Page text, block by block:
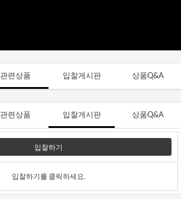
관련상품 입찰게시판 상품Q&A
관련상품 입찰게시판 상품Q&A
입찰하기
입찰하기를 클릭하세요.